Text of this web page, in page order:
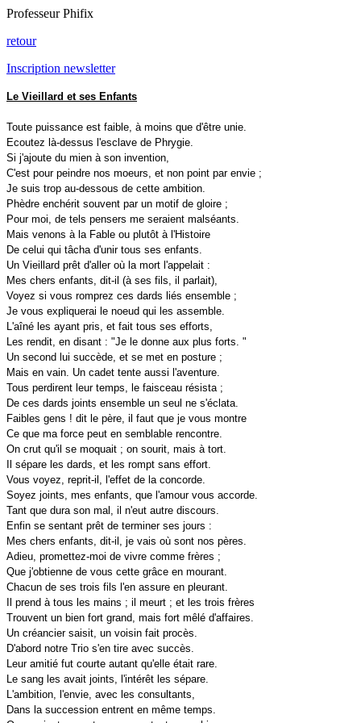
Professeur Phifix
retour
Inscription newsletter
Le Vieillard et ses Enfants
Toute puissance est faible, à moins que d'être unie.
Ecoutez là-dessus l'esclave de Phrygie.
Si j'ajoute du mien à son invention,
C'est pour peindre nos moeurs, et non point par envie ;
Je suis trop au-dessous de cette ambition.
Phèdre enchérit souvent par un motif de gloire ;
Pour moi, de tels pensers me seraient malséants.
Mais venons à la Fable ou plutôt à l'Histoire
De celui qui tâcha d'unir tous ses enfants.
Un Vieillard prêt d'aller où la mort l'appelait :
Mes chers enfants, dit-il (à ses fils, il parlait),
Voyez si vous romprez ces dards liés ensemble ;
Je vous expliquerai le noeud qui les assemble.
L'aîné les ayant pris, et fait tous ses efforts,
Les rendit, en disant : "Je le donne aux plus forts. "
Un second lui succède, et se met en posture ;
Mais en vain. Un cadet tente aussi l'aventure.
Tous perdirent leur temps, le faisceau résista ;
De ces dards joints ensemble un seul ne s'éclata.
Faibles gens ! dit le père, il faut que je vous montre
Ce que ma force peut en semblable rencontre.
On crut qu'il se moquait ; on sourit, mais à tort.
Il sépare les dards, et les rompt sans effort.
Vous voyez, reprit-il, l'effet de la concorde.
Soyez joints, mes enfants, que l'amour vous accorde.
Tant que dura son mal, il n'eut autre discours.
Enfin se sentant prêt de terminer ses jours :
Mes chers enfants, dit-il, je vais où sont nos pères.
Adieu, promettez-moi de vivre comme frères ;
Que j'obtienne de vous cette grâce en mourant.
Chacun de ses trois fils l'en assure en pleurant.
Il prend à tous les mains ; il meurt ; et les trois frères
Trouvent un bien fort grand, mais fort mêlé d'affaires.
Un créancier saisit, un voisin fait procès.
D'abord notre Trio s'en tire avec succès.
Leur amitié fut courte autant qu'elle était rare.
Le sang les avait joints, l'intérêt les sépare.
L'ambition, l'envie, avec les consultants,
Dans la succession entrent en même temps.